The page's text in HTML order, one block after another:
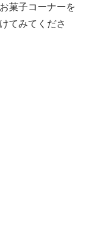
菓子コーナーを
てみてくださ